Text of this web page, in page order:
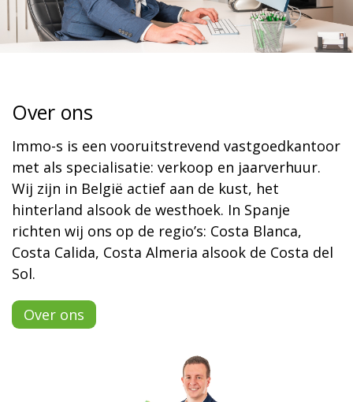
Over ons
Immo-s is een vooruitstrevend vastgoedkantoor
met als specialisatie: verkoop en jaarverhuur.
Wij zijn in België actief aan de kust, het
hinterland alsook de westhoek. In Spanje
richten wij ons op de regio’s: Costa Blanca,
Costa Calida, Costa Almeria alsook de Costa del
Sol.
Over ons